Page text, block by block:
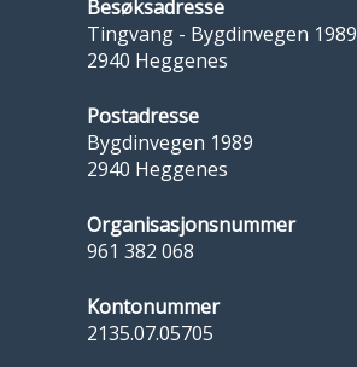
Besøksadresse
Tingvang - Bygdinvegen 1989
2940 Heggenes
Postadresse
Bygdinvegen 1989
2940 Heggenes
Organisasjonsnummer
961 382 068
Kontonummer
2135.07.05705